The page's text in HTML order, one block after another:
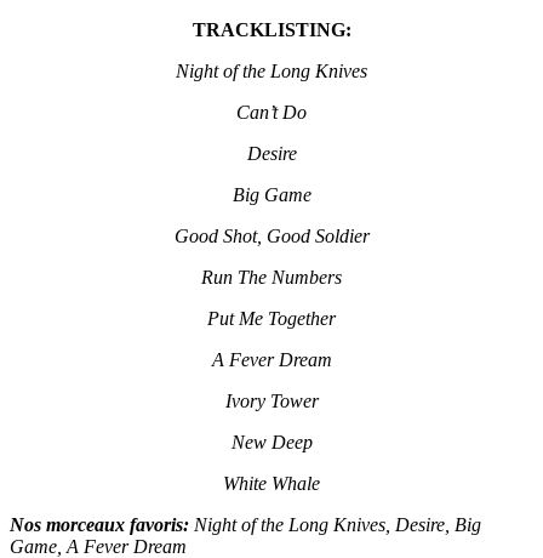
TRACKLISTING:
Night of the Long Knives
Can’t Do
Desire
Big Game
Good Shot, Good Soldier
Run The Numbers
Put Me Together
A Fever Dream
Ivory Tower
New Deep
White Whale
Nos morceaux favoris: Night of the Long Knives, Desire, Big
Game, A Fever Dream